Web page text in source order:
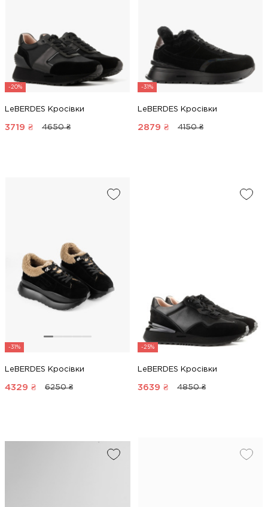
-20%
LeBERDES Кросівки
3719 ₴ 4650 ₴
-31%
LeBERDES Кросівки
2879 ₴ 4150 ₴
-31%
LeBERDES Кросівки
4329 ₴ 6250 ₴
-25%
LeBERDES Кросівки
3639 ₴ 4850 ₴